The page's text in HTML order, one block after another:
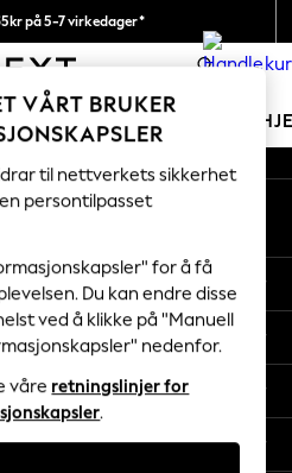
på 5-7 virkedager*
alle tollavgifter 0
KVINNER
Sets
nettverk
VÅRT BRUKER
til nettverkets sikkerhet
persontilpasset
for å få
Du kan endre disse
ved å klikke på "Manuell
nedenfor.
våre retningslinjer for
.